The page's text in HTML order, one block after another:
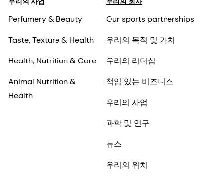
Perfumery & Beauty
Taste, Texture & Health
Health, Nutrition & Care
Animal Nutrition &
Health
Our sports partnerships
우리의 목적 및 가치
우리의 리더십
책임 있는 비즈니스
우리의 사업
과학 및 연구
뉴스
우리의 위치